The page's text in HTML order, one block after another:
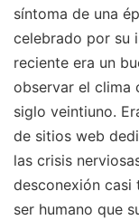
síntoma de una
celebrado por su
reciente era un
observar el clima
siglo veintiuno.
de sitios web
las crisis
desconexión casi
ser humano que